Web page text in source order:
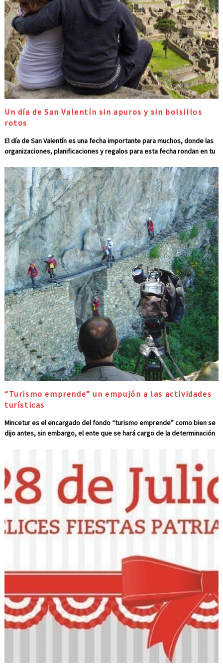
Un día de San Valentín sin apuros y sin bolsillos
rotos
El día de San Valentín es una fecha importante para muchos, donde las
organizaciones, planificaciones y regalos para esta fecha rondan en tu
emocional tan grande que está presente en cada uno de nosotros
todos los días como lo es el amor. Este bello sentimiento merecemos
palparlo y explorarlo al menos una vez en la vida. Por el amor de alguien
un individuo puede hacer lo que sea ¡hasta botar la casa por la ventana!
Y más, si verdaderamente se está enamorado y si por supuesto se
cuenta con
“Turismo emprende” un empujón a las actividades
turísticas
Mincetur es el encargado del fondo “turismo emprende” como bien se
dijo antes, sin embargo, el ente que se hará cargo de la determinación
apoyo o el aporte de cada persona tanto natural como jurídica es clave
para el desarrollo y fortalecimiento del turismo peruano. El turismo
peruano no está centralizado y monopolizado por un sector de la
sociedad, el cual genera una gran cantidad de dinero que crece como
la espuma y se adueña de todo